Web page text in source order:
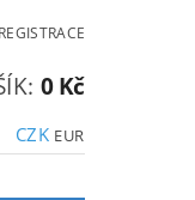
REGISTRACE
CZK EUR
0 Kč